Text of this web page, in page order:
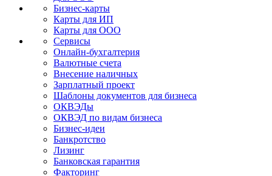
Бизнес-карты
Карты для ИП
Карты для ООО
Сервисы
Онлайн-бухгалтерия
Валютные счета
Внесение наличных
Зарплатный проект
Шаблоны документов для бизнеса
ОКВЭДы
ОКВЭД по видам бизнеса
Бизнес-идеи
Банкротство
Лизинг
Банковская гарантия
Факторинг